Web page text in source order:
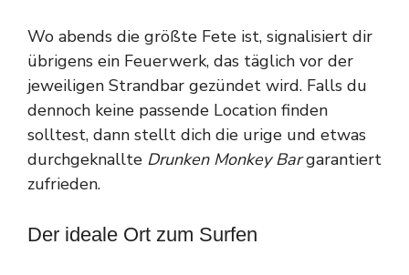
Wo abends die größte Fete ist, signalisiert dir
übrigens ein Feuerwerk, das täglich vor der
jeweiligen Strandbar gezündet wird. Falls du
dennoch keine passende Location finden
solltest, dann stellt dich die urige und etwas
durchgeknallte Drunken Monkey Bargarantiert
zufrieden.
Der ideale Ort zum Surfen